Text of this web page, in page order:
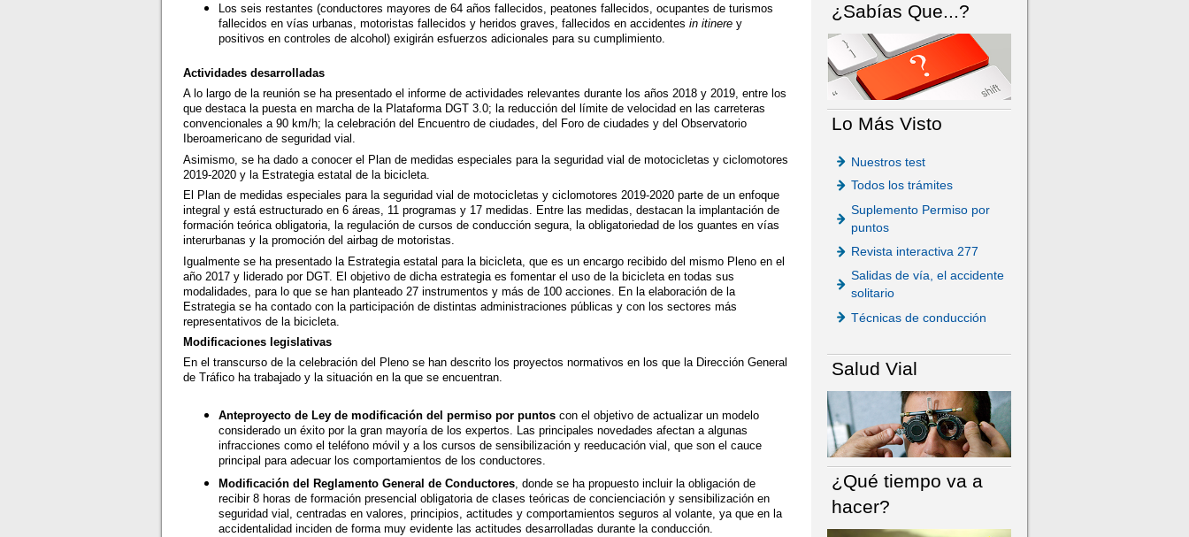
Los seis restantes (conductores mayores de 64 años fallecidos, peatones fallecidos, ocupantes de turismos
fallecidos en vías urbanas, motoristas fallecidos y heridos graves, fallecidos en accidentesin itinere y
positivos en controles de alcohol) exigirán esfuerzos adicionales para su cumplimiento.
Actividades desarrolladas
A lo largo de la reunión se ha presentado el informe de actividades relevantes durante los años 2018 y 2019, entre los
que destaca la puesta en marcha de la Plataforma DGT 3.0; la reducción del límite de velocidad en las carreteras
convencionales a 90 km/h; la celebración del Encuentro de ciudades, del Foro de ciudades y del Observatorio
Iberoamericano de seguridad vial.
Asimismo, se ha dado a conocer el Plan de medidas especiales para la seguridad vial de motocicletas y ciclomotores
2019-2020 y la Estrategia estatal de la bicicleta.
El Plan de medidas especiales para la seguridad vial de motocicletas y ciclomotores 2019-2020 parte de un enfoque
integral y está estructurado en 6 áreas, 11 programas y 17 medidas. Entre las medidas, destacan la implantación de
formación teórica obligatoria, la regulación de cursos de conducción segura, la obligatoriedad de los guantes en vías
interurbanas y la promoción del airbag de motoristas.
Igualmente se ha presentado la Estrategia estatal para la bicicleta, que es un encargo recibido del mismo Pleno en el
año 2017 y liderado por DGT. El objetivo de dicha estrategia es fomentar el uso de la bicicleta en todas sus
modalidades, para lo que se han planteado 27 instrumentos y más de 100 acciones. En la elaboración de la
Estrategia se ha contado con la participación de distintas administraciones públicas y con los sectores más
representativos de la bicicleta.
Modificaciones legislativas
En el transcurso de la celebración del Pleno se han descrito los proyectos normativos en los que la Dirección General
de Tráfico ha trabajado y la situación en la que se encuentran.
Anteproyecto de Ley de modificación del permiso por puntos con el objetivo de actualizar un modelo
considerado un éxito por la gran mayoría de los expertos. Las principales novedades afectan a algunas
infracciones como el teléfono móvil y a los cursos de sensibilización y reeducación vial, que son el cauce
principal para adecuar los comportamientos de los conductores.
Modificación del Reglamento General de Conductores, donde se ha propuesto incluir la obligación de
recibir 8 horas de formación presencial obligatoria de clases teóricas de concienciación y sensibilización en
seguridad vial, centradas en valores, principios, actitudes y comportamientos seguros al volante, ya que en la
accidentalidad inciden de forma muy evidente las actitudes desarrolladas durante la conducción.
¿Sabías Que...?
Lo Más Visto
Nuestros test
Todos los trámites
Suplemento Permiso por
puntos
Revista interactiva 277
Salidas de vía, el accidente
solitario
Técnicas de conducción
Salud Vial
¿Qué tiempo va a
hacer?